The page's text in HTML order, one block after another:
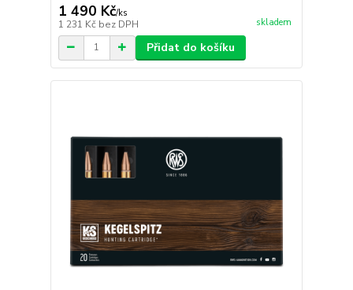
1 490 Kč/ks
1 231 Kč bez DPH skladem
Přidat do košíku